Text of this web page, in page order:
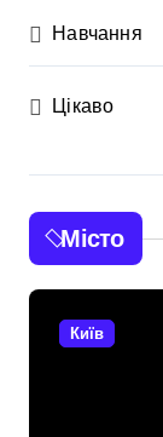
Навчання
Цікаво
Місто
Київ